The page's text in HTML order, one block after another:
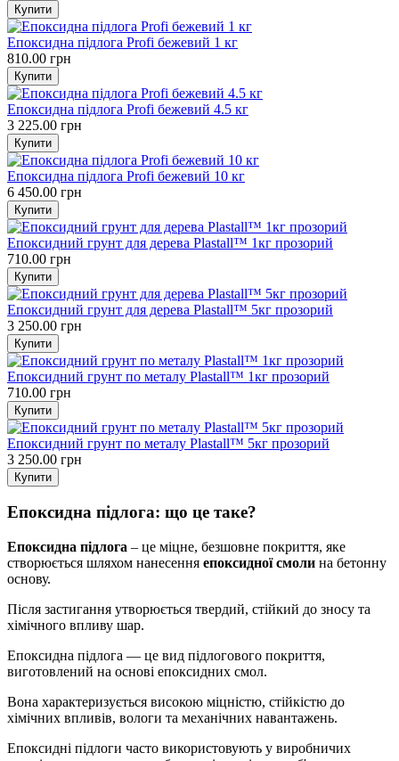
Епоксидна підлога Profi бежевий 1 кг
810.00 грн
Епоксидна підлога Profi бежевий 4.5 кг
3 225.00 грн
Епоксидна підлога Profi бежевий 10 кг
6 450.00 грн
Епоксидний грунт для дерева Plastall™ 1кг прозорий
710.00 грн
Епоксидний грунт для дерева Plastall™ 5кг прозорий
3 250.00 грн
Епоксидний грунт по металу Plastall™ 1кг прозорий
710.00 грн
Епоксидний грунт по металу Plastall™ 5кг прозорий
3 250.00 грн
Епоксидна підлога: що це таке?
Епоксидна підлога – це міцне, безшовне покриття, яке
створюється шляхом нанесення епоксидної смоли на бетонну
основу.
Після застигання утворюється твердий, стійкий до зносу та
хімічного впливу шар.
Епоксидна підлога — це вид підлогового покриття,
виготовлений на основі епоксидних смол.
Вона характеризується високою міцністю, стійкістю до
хімічних впливів, вологи та механічних навантажень.
Епоксидні підлоги часто використовують у виробничих